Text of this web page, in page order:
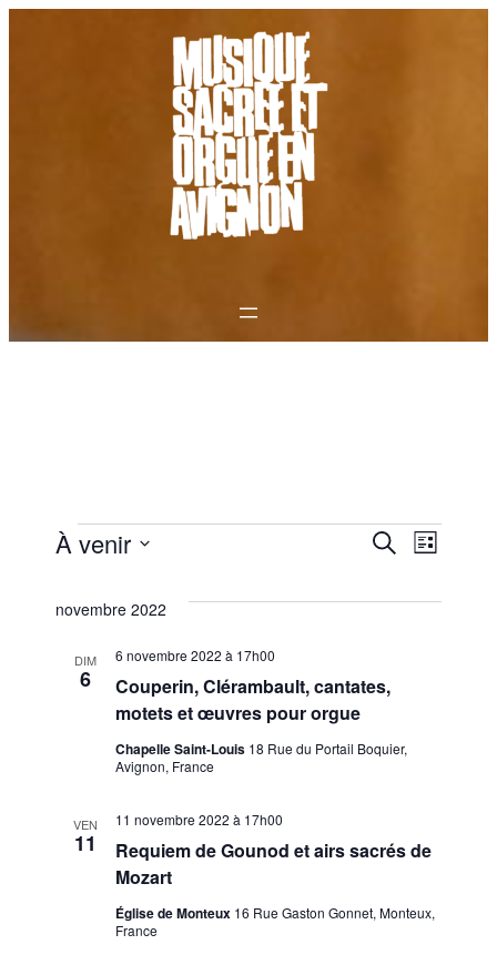
Évènements
et
de
Recherche
de
Liste
À venir
une
novembre 2022
DIM
6
Couperin, Clérambault, cantates,
motets et œuvres pour orgue
6 novembre 2022 à 17h00
Chapelle Saint-Louis 18 Rue du Portail Boquier,
Avignon, France
VEN
11
Requiem de Gounod et airs sacrés de
Mozart
11 novembre 2022 à 17h00
Église de Monteux 16 Rue Gaston Gonnet, Monteux,
France